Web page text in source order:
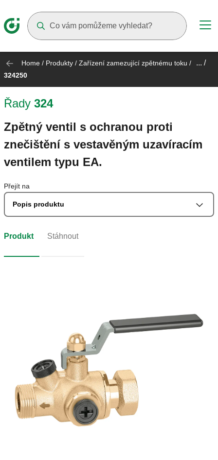
Home / Produkty / Zařízení zamezující zpětnému toku / ... /
324250
Řady 324
Zpětný ventil s ochranou proti
znečištění s vestavěným uzavíracím
ventilem typu EA.
Přejít na
Popis produktu
Produkt Stáhnout